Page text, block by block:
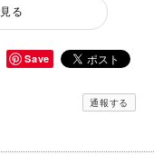
る
Save
通報する